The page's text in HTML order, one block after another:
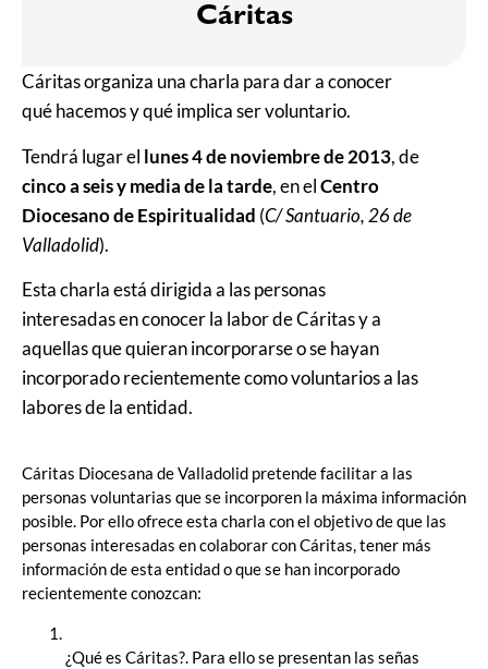
Cáritas
Cáritas organiza una charla para dar a conocer
qué hacemos y qué implica ser voluntario.
Tendrá lugar el lunes 4 de noviembre de 2013, de
cinco a seis y media de la tarde, en elCentro
Diocesano de Espiritualidad (C/ Santuario, 26 de
Valladolid).
Esta charla está dirigida a las personas
interesadas en conocer la labor de Cáritas y a
aquellas que quieran incorporarse o se hayan
incorporado recientemente como voluntarios a las
labores de la entidad.
Cáritas Diocesana de Valladolid pretende facilitar a las
personas voluntarias que se incorporen la máxima información
posible. Por ello ofrece esta charla con el objetivo de que las
personas interesadas en colaborar con Cáritas, tener más
información de esta entidad o que se han incorporado
recientemente conozcan:
¿Qué es Cáritas?. Para ello se presentan las señas